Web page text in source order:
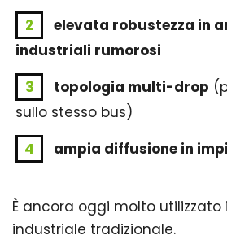
elevata robustezza in
industriali rumorosi
topologia multi-drop
sullo stesso bus)
ampia diffusione in
È ancora oggi molto
industriale tradizionale.